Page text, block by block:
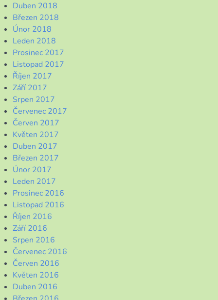
Duben 2018
Březen 2018
Únor 2018
Leden 2018
Prosinec 2017
Listopad 2017
Říjen 2017
Září 2017
Srpen 2017
Červenec 2017
Červen 2017
Květen 2017
Duben 2017
Březen 2017
Únor 2017
Leden 2017
Prosinec 2016
Listopad 2016
Říjen 2016
Září 2016
Srpen 2016
Červenec 2016
Červen 2016
Květen 2016
Duben 2016